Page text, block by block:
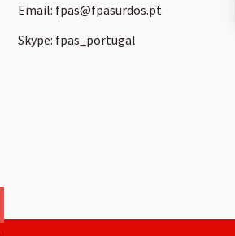
Email: fpas@fpasurdos.pt
Skype: fpas_portugal